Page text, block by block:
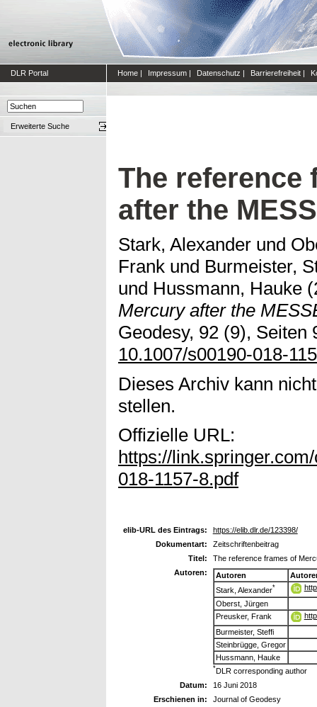
DLR Portal Home | Impressum | Datenschutz | Barrierefreiheit |
Erweiterte Suche
The reference
after the
Stark, Alexander und
Frank und Burmeister,
und Hussmann, Hauke
Mercury after the
Geodesy, 92 (9), Seiten
10.1007/s00190-018-
Dieses Archiv kann
stellen.
Offizielle URL:
https://
018-1157-8.pdf
elib-URL des Eintrags:
https://elib.dlr.de/123398/
Dokumentart:
Zeitschriftenbeitrag
Titel:
The reference frames of
Autoren:
Autoren
Stark, Alexander*
Oberst, Jürgen
Preusker, Frank
Burmeister, Steffi
Steinbrügge, Gregor
Hussmann, Hauke
*DLR corresponding author
Datum:
16 Juni 2018
Erschienen in:
Journal of Geodesy